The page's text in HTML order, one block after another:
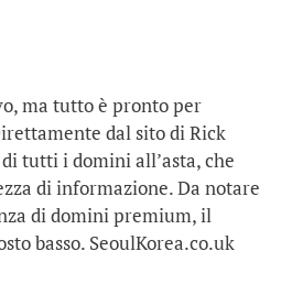
ma tutto è pronto per
dal sito di Rick
tutti i domini all’asta, che
di informazione. Da notare
di domini premium, il
basso. SeoulKorea.co.uk